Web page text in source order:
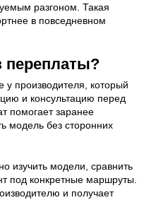
разгоном. Такая
в повседневном
переплаты?
у производителя, который
и консультацию перед
помогает заранее
модель без сторонних
изучить модели, сравнить
под конкретные маршруты.
и получает